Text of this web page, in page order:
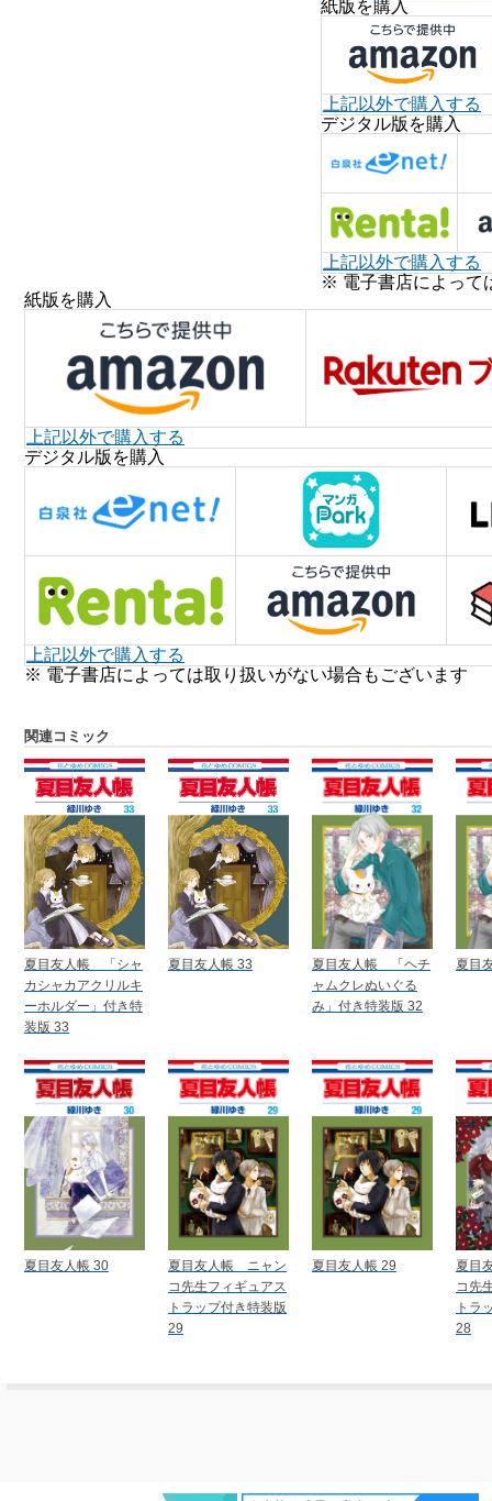
紙版を購入
上記以外で購入する
デジタル版を購入
上記以外で購入する
※ 電子書店によって
紙版を購入
上記以外で購入する
デジタル版を購入
上記以外で購入する
※ 電子書店によっては取り扱いがない場合もございます
関連コミック
夏目友人帳 「シャ
カシャカアクリルキ
ーホルダー」付き特
装版 33
夏目友人帳 33
夏目友人帳 「ヘチ
ャムクレぬいぐる
み」付き特装版 32
夏目
夏目友人帳 30
夏目友人帳 ニャン
コ先生フィギュアス
トラップ付き特装版
29
夏目友人帳 29
夏目
コ先
トラ
28